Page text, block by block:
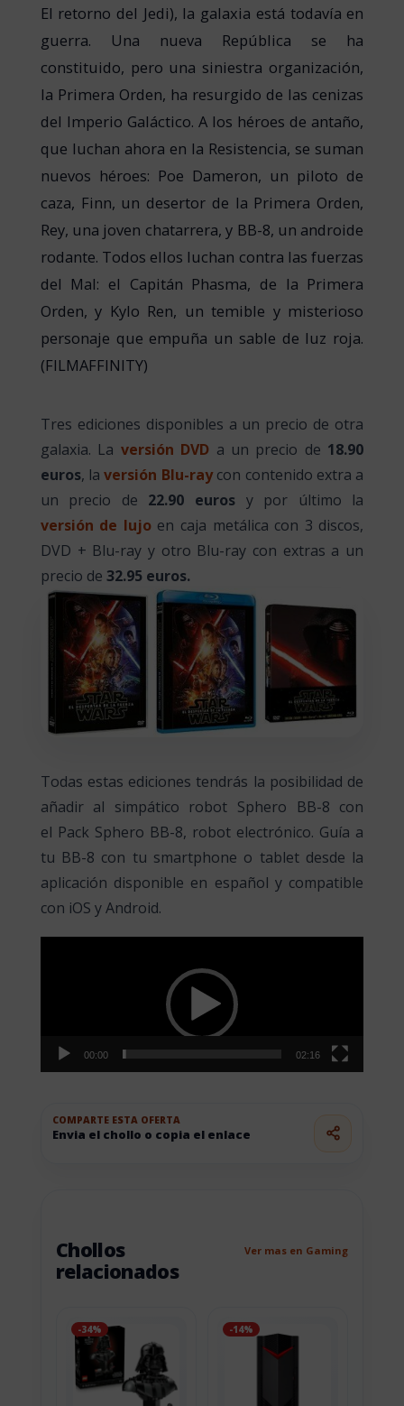
El retorno del Jedi), la galaxia está todavía en
guerra. Una nueva República se ha
constituido, pero una siniestra organización,
la Primera Orden, ha resurgido de las cenizas
del Imperio Galáctico. A los héroes de antaño,
que luchan ahora en la Resistencia, se suman
nuevos héroes: Poe Dameron, un piloto de
caza, Finn, un desertor de la Primera Orden,
Rey, una joven chatarrera, y BB-8, un androide
rodante. Todos ellos luchan contra las fuerzas
del Mal: el Capitán Phasma, de la Primera
Orden, y Kylo Ren, un temible y misterioso
personaje que empuña un sable de luz roja.
(FILMAFFINITY)
Tres ediciones disponibles a un precio de otra
galaxia. La versión DVD a un precio de 18.90
euros, laversión Blu-raycon contenido extra a
un precio de 22.90 euros y por último la
versión de lujoen caja metálica con 3 discos,
DVD + Blu-ray y otro Blu-ray con extras a un
precio de 32.95 euros.
Todas estas ediciones tendrás la posibilidad de
añadir al simpático robot Sphero BB-8 con
el Pack Sphero BB-8, robot electrónico. Guía a
tu BB-8 con tu smartphone o tablet desde la
aplicación disponible en español y compatible
con iOS y Android.
00:00 02:16
COMPARTE ESTA OFERTA
Envia el chollo o copia el enlace
Chollos
relacionados
Ver mas en Gaming
-34% -14%